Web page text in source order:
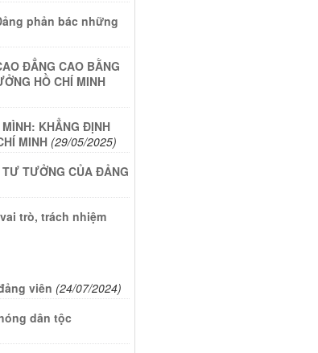
phản bác những
ĐẲNG CAO BẰNG
HỒ CHÍ MINH
KHẲNG ĐỊNH
MINH (29/05/2025)
TƯ TƯỞNG CỦA ĐẢNG
trò, trách nhiệm
viên (24/07/2024)
dân tộc